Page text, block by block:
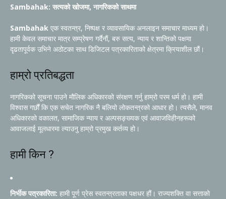
Sambahak: सत्यको खोजमा, नागरिकको साथमा
Sambahak एक स्वतन्त्र, निष्पक्ष र व्यावसायिक अनलाइन समाचार माध्यम हो।
हामी केवल समाचार मात्र सम्प्रेषण गर्दैनौं, बरु सत्य, न्याय र शान्तिको पक्षमा
दृढतापूर्वक उभिने अठोटका साथ डिजिटल पत्रकारिताको क्षेत्रमा क्रियाशील छौं।
हाम्रो प्रतिबद्धता
नागरिकको सूचना पाउने मौलिक अधिकारको संरक्षण गर्नु हाम्रो परम धर्म हो। हामी
विश्वास गर्छौं कि एक सचेत नागरिक नै बलियो लोकतन्त्रको आधार हो। त्यसैले, मानव
अधिकारको वकालत, सामाजिक न्याय र अल्पसङ्ख्यक एवं आवाजविहीनहरूको
आवाजलाई मूलधारमा ल्याउनु हाम्रो प्रमुख कर्तव्य हो।
हामी किन ?
निर्भीक पत्रकारिता: हामी पूर्ण प्रेस स्वतन्त्रताका पक्षधर हौं। राज्यशक्ति वा सत्ताको